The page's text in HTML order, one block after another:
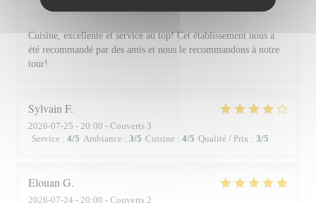
Cuisine, excellente et service au top! Cet établissement nous a
été recommandé par des amis et nous le recommandons à notre
tour!
Sylvain F
2026-07-25 - 20:00 - Couverts 3
Service : 4/5 Ambiance : 3/5 Cuisine : 4/5 Qualité / Prix : 3/5
Elouan G
2026-07-24 - 20:00 - Couverts 2